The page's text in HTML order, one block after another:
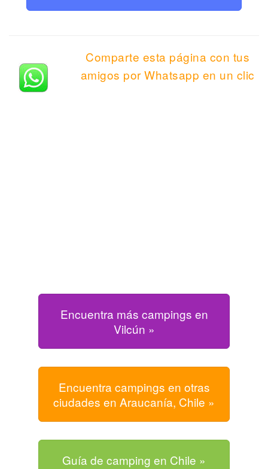
Comparte esta página con tus
amigos por Whatsapp en un clic
Encuentra más campings en
Vilcún »
Encuentra campings en otras
ciudades en Araucanía, Chile »
Guía de camping en Chile »